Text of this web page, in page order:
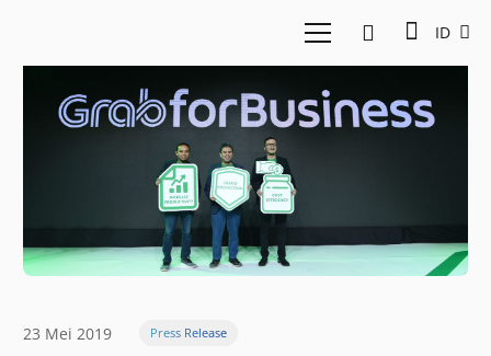
ID
23 Mei 2019 Press Release